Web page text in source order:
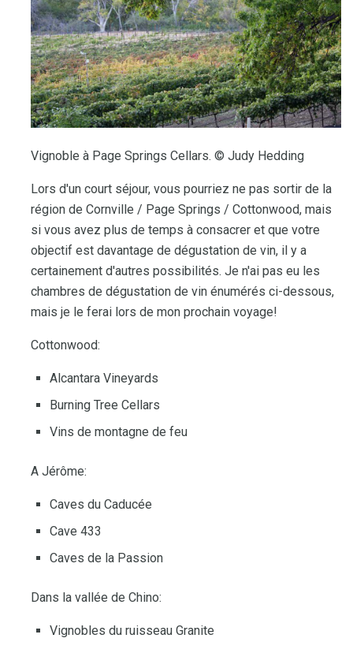
Vignoble à Page Springs Cellars. © Judy Hedding
Lors d'un court séjour, vous pourriez ne pas sortir de la
région de Cornville / Page Springs / Cottonwood, mais
si vous avez plus de temps à consacrer et que votre
objectif est davantage de dégustation de vin, il y a
certainement d'autres possibilités. Je n'ai pas eu les
chambres de dégustation de vin énumérés ci-dessous,
mais je le ferai lors de mon prochain voyage!
Cottonwood:
Alcantara Vineyards
Burning Tree Cellars
Vins de montagne de feu
A Jérôme:
Caves du Caducée
Cave 433
Caves de la Passion
Dans la vallée de Chino:
Vignobles du ruisseau Granite